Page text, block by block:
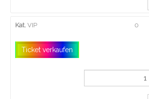
Kat. VIP 0
Ticket verkaufen